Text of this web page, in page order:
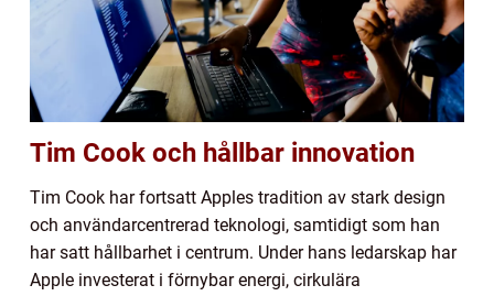
Tim Cook och hållbar innovation
Tim Cook har fortsatt Apples tradition av stark design
och användarcentrerad teknologi, samtidigt som han
har satt hållbarhet i centrum. Under hans ledarskap har
Apple investerat i förnybar energi, cirkulära